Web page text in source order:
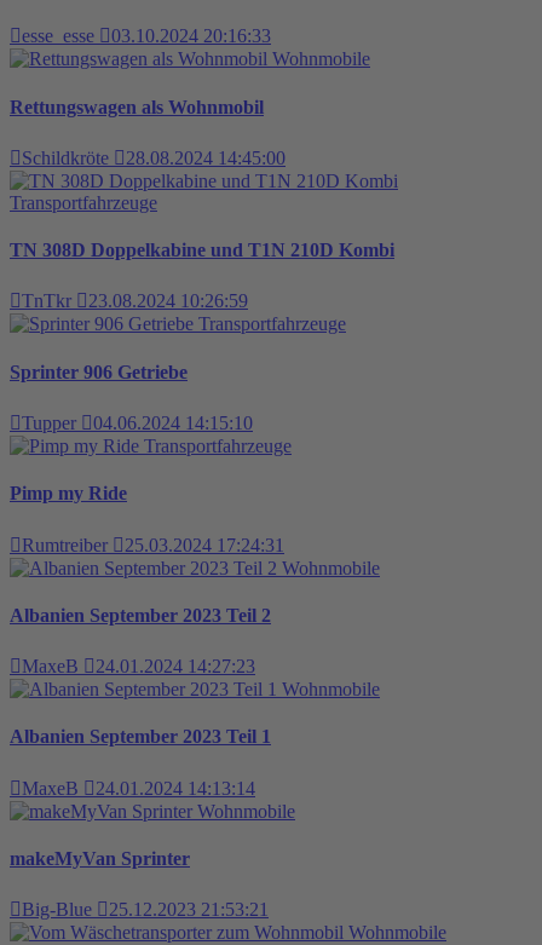
esse_esse
03.10.2024 20:16:33
Wohnmobile
Rettungswagen als Wohnmobil
Schildkröte 28.08.2024 14:45:00
Transportfahrzeuge
TN 308D Doppelkabine und T1N 210D Kombi
TnTkr
23.08.2024 10:26:59
Transportfahrzeuge
Sprinter 906 Getriebe
Tupper
04.06.2024 14:15:10
Transportfahrzeuge
Pimp my Ride
Rumtreiber
25.03.2024 17:24:31
Wohnmobile
Albanien September 2023 Teil 2
MaxeB
24.01.2024 14:27:23
Wohnmobile
Albanien September 2023 Teil 1
MaxeB
24.01.2024 14:13:14
Wohnmobile
makeMyVan Sprinter
Big-Blue
25.12.2023 21:53:21
Wohnmobile